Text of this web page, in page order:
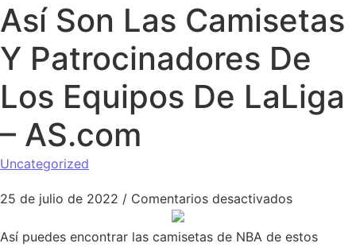
Así Son Las Camisetas
Y Patrocinadores De
Los Equipos De LaLiga
– AS.com
Uncategorized
25 de julio de 2022 / Comentarios desactivadosen Así
Así puedes encontrar las camisetas de NBA de estos